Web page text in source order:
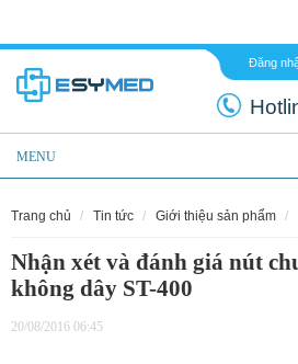
MENU
trang chủ tin tức giới thiệu sản phẩm
Nhận xét và đánh giá nút
không dây ST-400
20/08/2016 06:45